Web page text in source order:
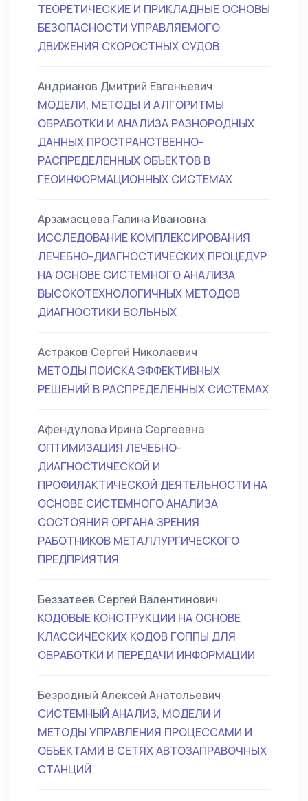
ТЕОРЕТИЧЕСКИЕ И ПРИКЛАДНЫЕ ОСНОВЫ
БЕЗОПАСНОСТИ УПРАВЛЯЕМОГО
ДВИЖЕНИЯ СКОРОСТНЫХ СУДОВ
Андрианов Дмитрий Евгеньевич
МОДЕЛИ, МЕТОДЫ И АЛГОРИТМЫ
ОБРАБОТКИ И АНАЛИЗА РАЗНОРОДНЫХ
ДАННЫХ ПРОСТРАНСТВЕННО-
РАСПРЕДЕЛЕННЫХ ОБЪЕКТОВ В
ГЕОИНФОРМАЦИОННЫХ СИСТЕМАХ
Арзамасцева Галина Ивановна
ИССЛЕДОВАНИЕ КОМПЛЕКСИРОВАНИЯ
ЛЕЧЕБНО-ДИАГНОСТИЧЕСКИХ ПРОЦЕДУР
НА ОСНОВЕ СИСТЕМНОГО АНАЛИЗА
ВЫСОКОТЕХНОЛОГИЧНЫХ МЕТОДОВ
ДИАГНОСТИКИ БОЛЬНЫХ
Астраков Сергей Николаевич
МЕТОДЫ ПОИСКА ЭФФЕКТИВНЫХ
РЕШЕНИЙ В РАСПРЕДЕЛЕННЫХ СИСТЕМАХ
Афендулова Ирина Сергеевна
ОПТИМИЗАЦИЯ ЛЕЧЕБНО-
ДИАГНОСТИЧЕСКОЙ И
ПРОФИЛАКТИЧЕСКОЙ ДЕЯТЕЛЬНОСТИ НА
ОСНОВЕ СИСТЕМНОГО АНАЛИЗА
СОСТОЯНИЯ ОРГАНА ЗРЕНИЯ
РАБОТНИКОВ МЕТАЛЛУРГИЧЕСКОГО
ПРЕДПРИЯТИЯ
Беззатеев Сергей Валентинович
КОДОВЫЕ КОНСТРУКЦИИ НА ОСНОВЕ
КЛАССИЧЕCКИХ КОДОВ ГОППЫ ДЛЯ
ОБРАБОТКИ И ПЕРЕДАЧИ ИНФОРМАЦИИ
Безродный Алексей Анатольевич
СИСТЕМНЫЙ АНАЛИЗ, МОДЕЛИ И
МЕТОДЫ УПРАВЛЕНИЯ ПРОЦЕССАМИ И
ОБЪЕКТАМИ В СЕТЯХ АВТОЗАПРАВОЧНЫХ
СТАНЦИЙ